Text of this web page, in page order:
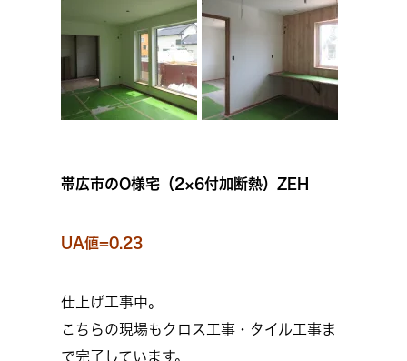
帯広市のO様宅（2×6付加断熱）ZEH
UA値=0.23
仕上げ工事中。
こちらの現場もクロス工事・タイル工事ま
で完了しています。